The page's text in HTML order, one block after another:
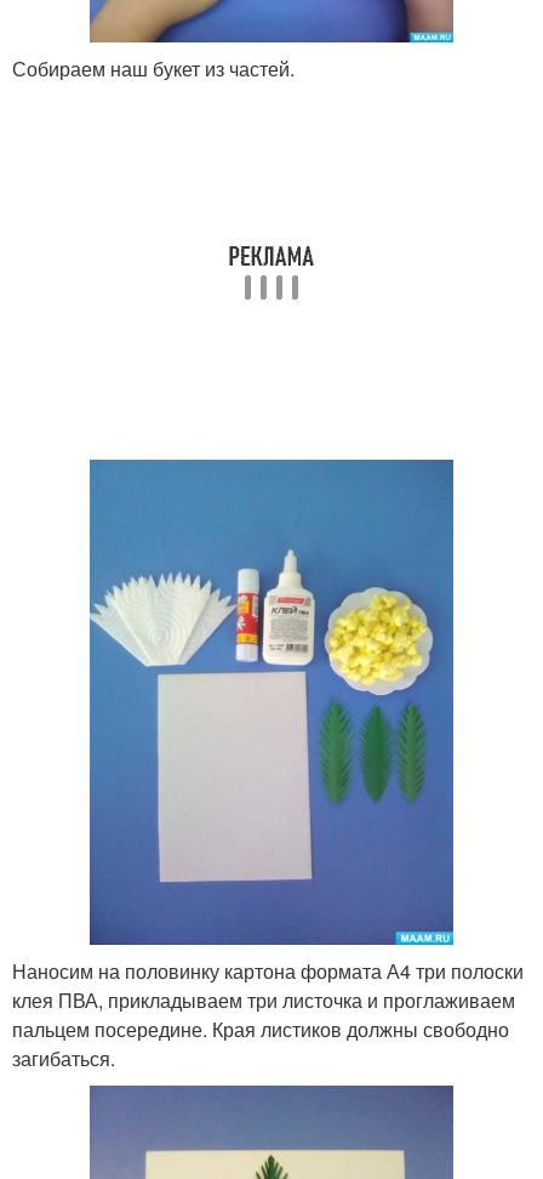
Собираем наш букет из частей.
Наносим на половинку картона формата А4 три полоски
клея ПВА, прикладываем три листочка и проглаживаем
пальцем посередине. Края листиков должны свободно
загибаться.